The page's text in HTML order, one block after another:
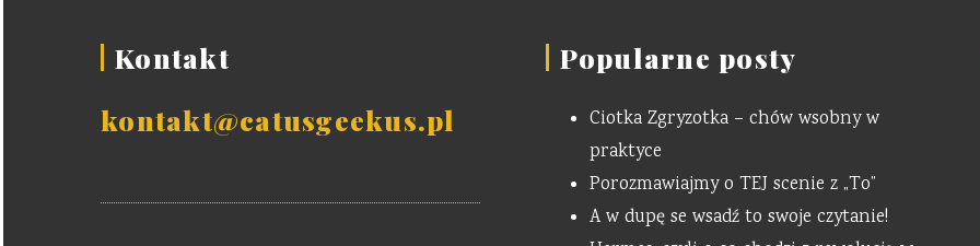
Kontakt
kontakt@catusgeekus.pl
Popularne posty
Ciotka Zgryzotka – chów wsobny w
praktyce
Porozmawiajmy o TEJ scenie z „To”
A w dupę se wsadź to swoje czytanie!